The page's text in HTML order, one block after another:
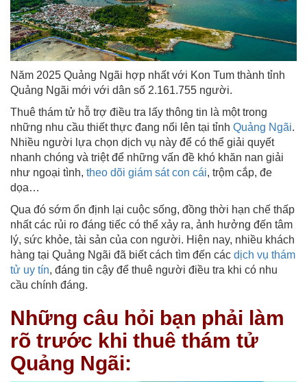
Năm 2025 Quảng Ngãi hợp nhất với Kon Tum thành tỉnh
Quảng Ngãi mới với dân số 2.161.755 người.
Thuê thám tử hỗ trợ điều tra lấy thông tin là một trong
những nhu cầu thiết thực đang nổi lên tại tỉnh Quảng Ngãi.
Nhiều người lựa chọn dịch vụ này để có thể giải quyết
nhanh chóng và triệt để những vấn đề khó khăn nan giải
như ngoại tình, theo dõi giám sát con cái, trộm cắp, đe
dọa…
Qua đó sớm ổn định lại cuộc sống, đồng thời hạn chế thấp
nhất các rủi ro đáng tiếc có thể xảy ra, ảnh hưởng đến tâm
lý, sức khỏe, tài sản của con người. Hiện nay, nhiều khách
hàng tại Quảng Ngãi đã biết cách tìm đến các dịch vụ thám
tử uy tín, đáng tin cậy để thuê người điều tra khi có nhu
cầu chính đáng.
Những câu hỏi bạn phải làm
rõ trước khi thuê thám tử
Quảng Ngãi: